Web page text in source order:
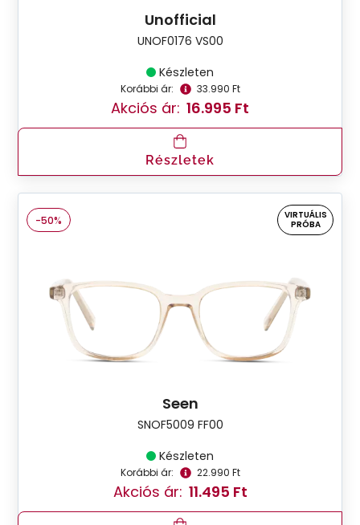
Unofficial
UNOF0176 VS00
Készleten
Korábbi ár: 33.990 Ft
Akciós ár: 16.995 Ft
Részletek
-50%
VIRTUÁLIS
PRÓBA
Seen
SNOF5009 FF00
Készleten
Korábbi ár: 22.990 Ft
Akciós ár: 11.495 Ft